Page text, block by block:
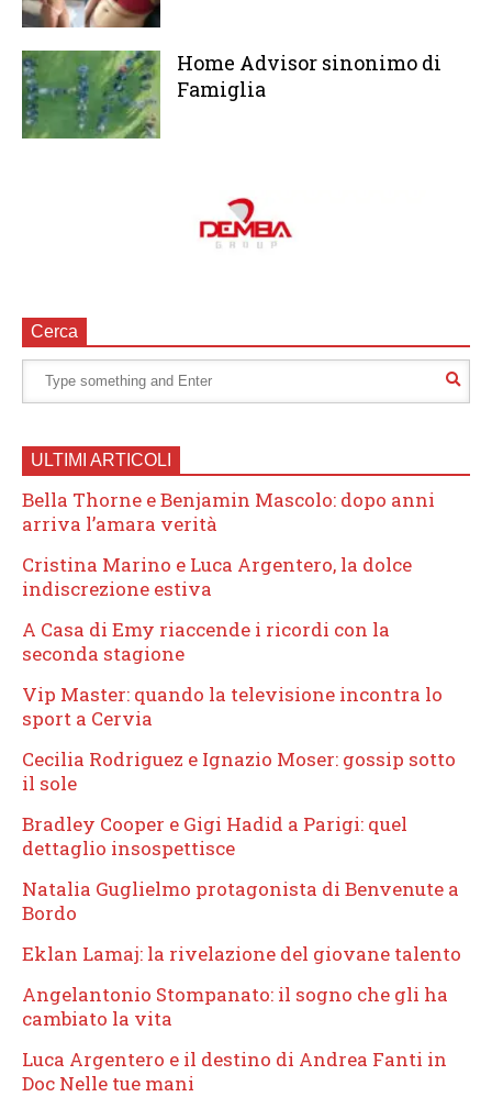
Home Advisor sinonimo di
Famiglia
Cerca
ULTIMI ARTICOLI
Bella Thorne e Benjamin Mascolo: dopo anni
arriva l’amara verità
Cristina Marino e Luca Argentero, la dolce
indiscrezione estiva
A Casa di Emy riaccende i ricordi con la
seconda stagione
Vip Master: quando la televisione incontra lo
sport a Cervia
Cecilia Rodriguez e Ignazio Moser: gossip sotto
il sole
Bradley Cooper e Gigi Hadid a Parigi: quel
dettaglio insospettisce
Natalia Guglielmo protagonista di Benvenute a
Bordo
Eklan Lamaj: la rivelazione del giovane talento
Angelantonio Stompanato: il sogno che gli ha
cambiato la vita
Luca Argentero e il destino di Andrea Fanti in
Doc Nelle tue mani